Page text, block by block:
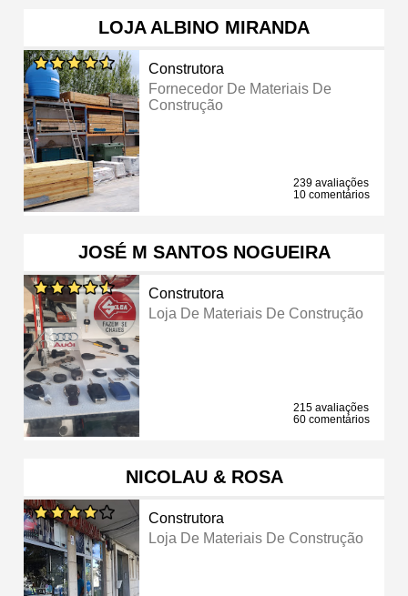
LOJA ALBINO MIRANDA
Construtora
Fornecedor De Materiais De
Construção
239 avaliações
10 comentários
JOSÉ M SANTOS NOGUEIRA
Construtora
Loja De Materiais De Construção
215 avaliações
60 comentários
NICOLAU & ROSA
Construtora
Loja De Materiais De Construção